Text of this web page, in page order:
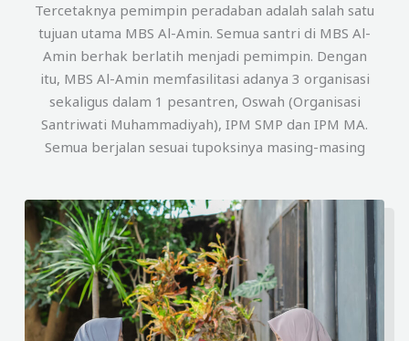
Tercetaknya pemimpin peradaban adalah salah satu
tujuan utama MBS Al-Amin. Semua santri di MBS Al-
Amin berhak berlatih menjadi pemimpin. Dengan
itu, MBS Al-Amin memfasilitasi adanya 3 organisasi
sekaligus dalam 1 pesantren, Oswah (Organisasi
Santriwati Muhammadiyah), IPM SMP dan IPM MA.
Semua berjalan sesuai tupoksinya masing-masing